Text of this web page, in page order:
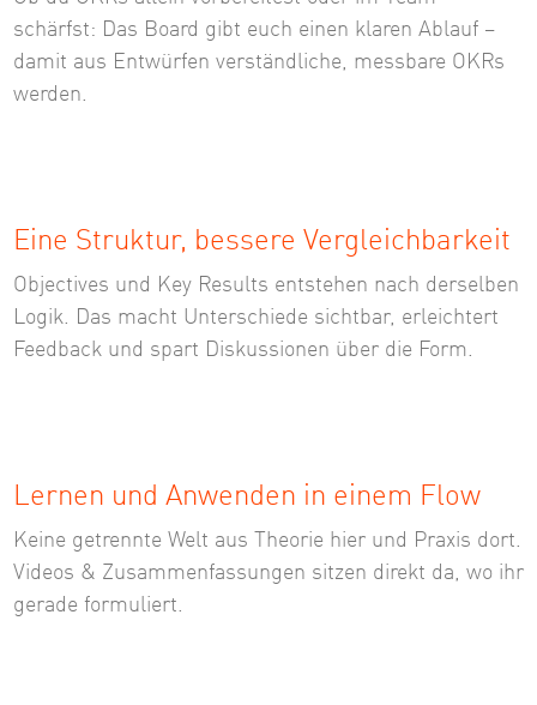
schärfst: Das Board gibt euch einen klaren Ablauf –
damit aus Entwürfen verständliche, messbare OKRs
werden.
Eine Struktur, bessere Vergleichbarkeit
Objectives und Key Results entstehen nach derselben
Logik. Das macht Unterschiede sichtbar, erleichtert
Feedback und spart Diskussionen über die Form.
Lernen und Anwenden in einem Flow
Keine getrennte Welt aus Theorie hier und Praxis dort.
Videos & Zusammen­fassungen sitzen direkt da, wo ihr
gerade formuliert.